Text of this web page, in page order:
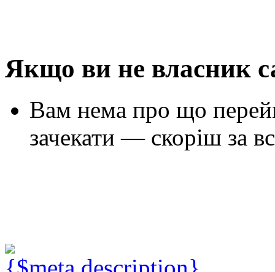
Якщо ви не власник
Вам нема про що
зачекати — скоріш за